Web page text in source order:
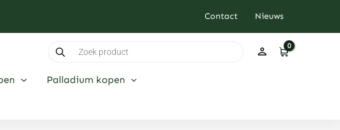
Contact Nieuws
zoeken
Palladium kopen